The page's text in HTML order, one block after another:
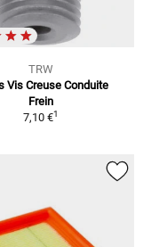
TRW
Vis Creuse Conduite
Frein
7,10 €1